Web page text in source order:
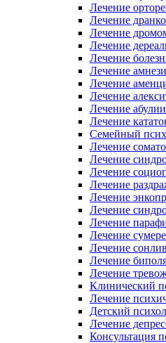
Лечение
Лечение
Лечение
Лечение
Лечение
Лечение
Лечение
Лечение
Лечение абулии
Лечение
Семейный
Лечение
Лечение
Лечение
Лечение
Лечение
Лечение
Лечение
Лечение
Лечение
Лечение
Лечение
Клинический
Лечение
Детский
Лечение
Консультация